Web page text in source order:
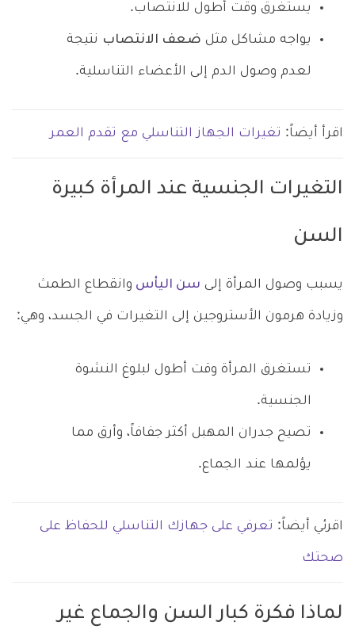
يستغرق وقت أطول للانتصاب.
يواجه مشاكل مثل ضعف الانتصاب نتيجة
لعدم وصول الدم إلى الأعضاء التناسلية.
اقرأ أيضاً: تغيرات الجهاز التناسلي مع تقدم العمر
التغيرات الجنسية عند المرأة كبيرة
السن
يسبب وصول المرأة إلى سن اليأس وانقطاع الطمث
وزيادة هرمون الأستروجين إلى التغيرات في الجسد، وهي:
تستغرق المرأة وقت أطول لبلوغ النشوة
الجنسية.
تصيح جدران المهبل أكثر جفافاً، وأرق مما
يؤلمها عند الجماع.
اقرئي أيضاً: تعرفي على جهازك التناسلي للحفاظ على
صحتك
لماذا فكرة كبار السن والجماع غير